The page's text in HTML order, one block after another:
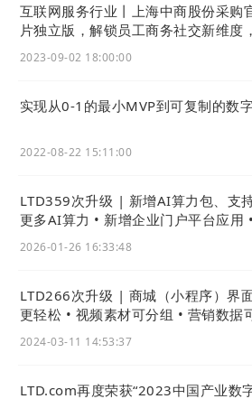
如果这个客户比较重要，想了解
事的后续跟进情况 ，系统上查一
互联网服务行业丨上海中商股份采购
片独立版，解锁员工商务社交新维度
2023-09-02 18:00:00
实现从0-1的最小MVP到可复制的数
2022-08-22 15:11:00
LTD359次升级 | 新增AI算力包、支
更多AI算力 • 新增企业门户平台应用
2026-01-26 16:33:48
LTD266次升级 | 商城（小程序）界
更轻松 • 视频素材可分组 • 营销数据
2024-03-11 14:53:37
LTD.com再度荣获“2023中国产业数